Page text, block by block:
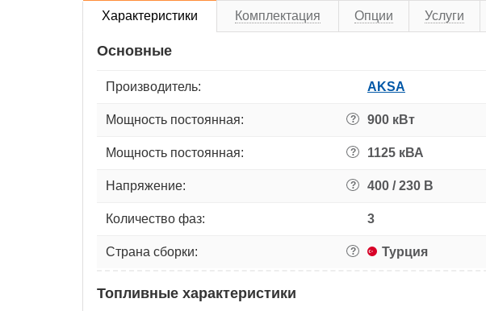
Характеристики Комплектация Опции Услуги
Основные
Производитель: AKSA
Мощность постоянная: ? 900 кВт
Мощность постоянная: ? 1125 кВА
Напряжение: ? 400 / 230 В
Количество фаз: 3
Страна сборки: ? Турция
Топливные характеристики